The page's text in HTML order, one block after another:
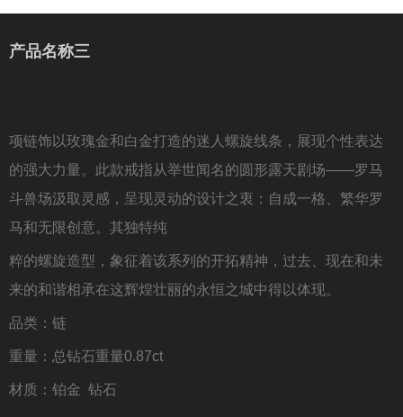
产品名称三
项链饰以玫瑰金和白金打造的迷人螺旋线条，展现个性表达
的强大力量。此款戒指从举世闻名的圆形露天剧场――罗马
斗兽场汲取灵感，呈现灵动的设计之衷：自成一格、繁华罗
马和无限创意。其独特纯
粹的螺旋造型，象征着该系列的开拓精神，过去、现在和未
来的和谐相承在这辉煌壮丽的永恒之城中得以体现。
品类：链
重量：总钻石重量0.87ct
材质：铂金 钻石